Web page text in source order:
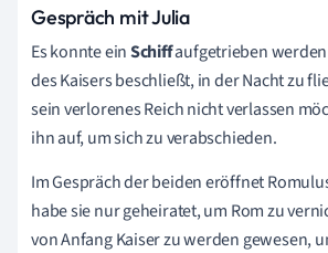
Gespräch mit Julia
Es konnte einSchiffaufgetrieben
des Kaisers beschließt, in der Nacht zu
sein verlorenes Reich nicht verlassen
ihn auf, um sich zu verabschieden.
Im Gespräch der beiden eröffnet
habe sie nur geheiratet, um Rom zu
von Anfang Kaiser zu werden gewesen,